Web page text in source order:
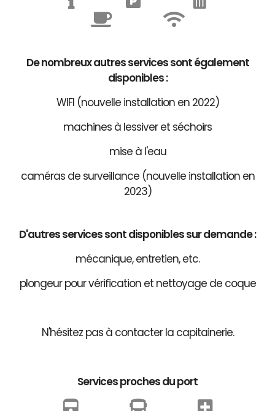
De nombreux autres services sont également
disponibles :
WIFI (nouvelle installation en 2022)
machines à lessiver et séchoirs
mise à l'eau
caméras de surveillance (nouvelle installation en
2023)
D'autres services sont disponibles sur demande :
mécanique, entretien, etc.
plongeur pour vérification et nettoyage de coque
N'hésitez pas à contacter la capitainerie.
Services proches du port